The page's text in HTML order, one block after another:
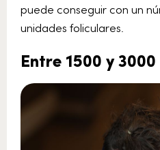
puede conseguir con un
unidades foliculares.
Entre 1500 y